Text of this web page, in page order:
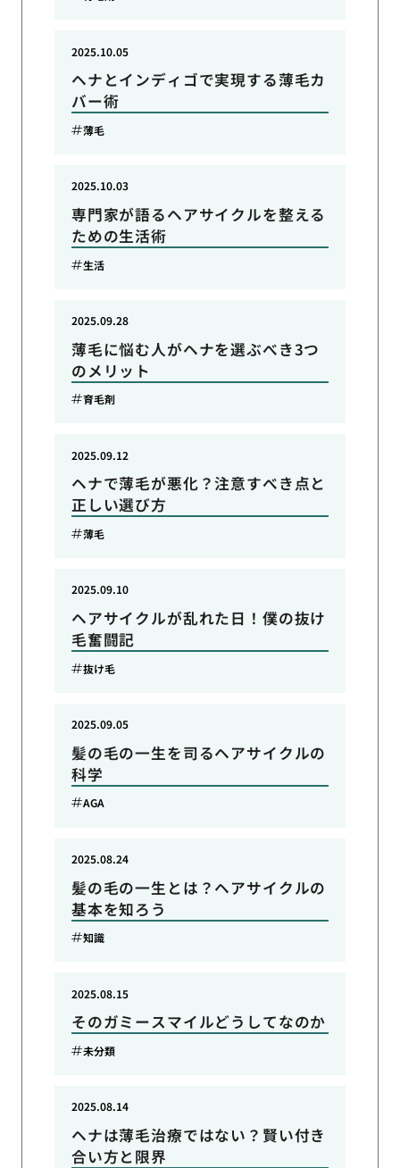
ヘナとインディゴで実現する薄毛カ
バー術
2025.10.05
薄毛
専門家が語るヘアサイクルを整える
ための生活術
2025.10.03
生活
薄毛に悩む人がヘナを選ぶべき3つ
のメリット
2025.09.28
育毛剤
ヘナで薄毛が悪化？注意すべき点と
正しい選び方
2025.09.12
薄毛
ヘアサイクルが乱れた日！僕の抜け
毛奮闘記
2025.09.10
抜け毛
髪の毛の一生を司るヘアサイクルの
科学
2025.09.05
AGA
髪の毛の一生とは？ヘアサイクルの
基本を知ろう
2025.08.24
知識
そのガミースマイルどうしてなのか
2025.08.15
未分類
ヘナは薄毛治療ではない？賢い付き
合い方と限界
2025.08.14